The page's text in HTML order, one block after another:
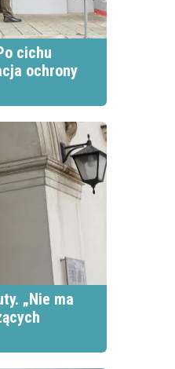
cichu
ochrony
„Nie ma